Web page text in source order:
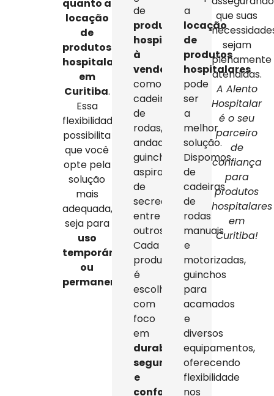
quanto a
locação
de
produtos
hospitalares
em
Curitiba.
Essa
flexibilidade
possibilita
que você
opte pela
solução
mais
adequada,
seja para
uso
temporário
ou
permanente
de
produtos
hospitalares
à
venda
como
cadeiras
de
rodas,
andadores,
guinchos,
aspiradores
de
secreção,
entre
outros.
Cada
produto
é
escolhido
com
foco
em
durabilidade,
segurança
e
conforto
a
locação
de
produtos
hospitalares
pode
ser
a
melhor
solução.
Dispomos
de
cadeiras
de
rodas
manuais
e
motorizadas,
guinchos
para
acamados
e
diversos
equipamentos,
oferecendo
flexibilidade
nos
que suas
sejam
plenamente
atendidas.
A Alento
Hospitalar
é o seu
parceiro
de
confiança
para
produtos
hospitalares
em
Curitiba!